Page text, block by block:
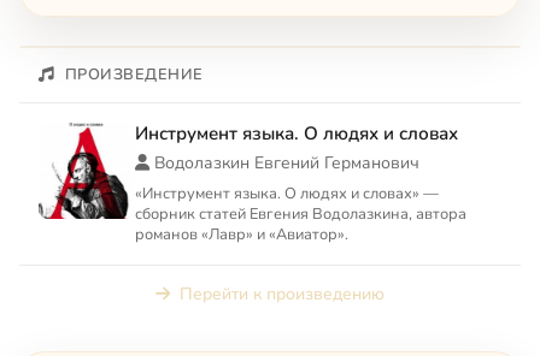
ПРОИЗВЕДЕНИЕ
Инструмент языка. О людях и словах
Водолазкин Евгений Германович
«Инструмент языка. О людях и словах» —
сборник статей Евгения Водолазкина, автора
романов «Лавр» и «Авиатор».
Перейти к произведению